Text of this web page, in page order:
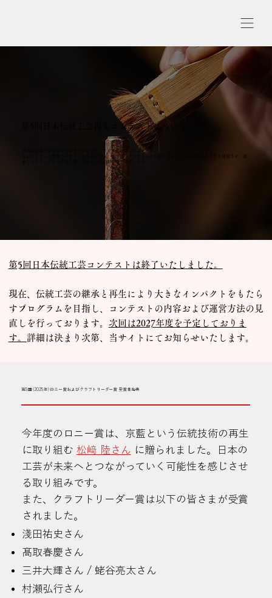
第5回(2025年)ロニー賞およびクラフトリーダー賞 受賞者発表
今年度のロニー賞は、京藍という伝統技術の再生
に取り組む 松﨑 陸さん に贈られました。日本の
工芸が未来へとつながっていく可能性を感じさせ
る取り組みです。
また、クラフトリーダー賞は以下の皆さまが受賞
されました。
淺田祐史さん
髙取春慶さん
三井大輝さん / 蛯谷亮太さん
村瀬弘行さん
第5回日本伝統工芸再生コンテストについて
日本の伝統工芸を再生させるプロジェクトアイデアのコンテストです。
​ものづくりへの情熱とデザインセンスを持ち、より高いクオリティを目指しながら、自分が関わる工芸を発展させ、継
承しようとしている作家、職人などの工芸の制作者を募集します。
第5回日本伝統工芸コンテストは終了いたしました。
現在、伝統工芸の継承と再生により大きなインパクトをもたら
すプログラムを目指し、コンテストの内容および運営方法の見
直しを行っております。 次回は2027年度を予定しておりま
す。 詳細は決まり次第、当サイトにてお知らせいたします。